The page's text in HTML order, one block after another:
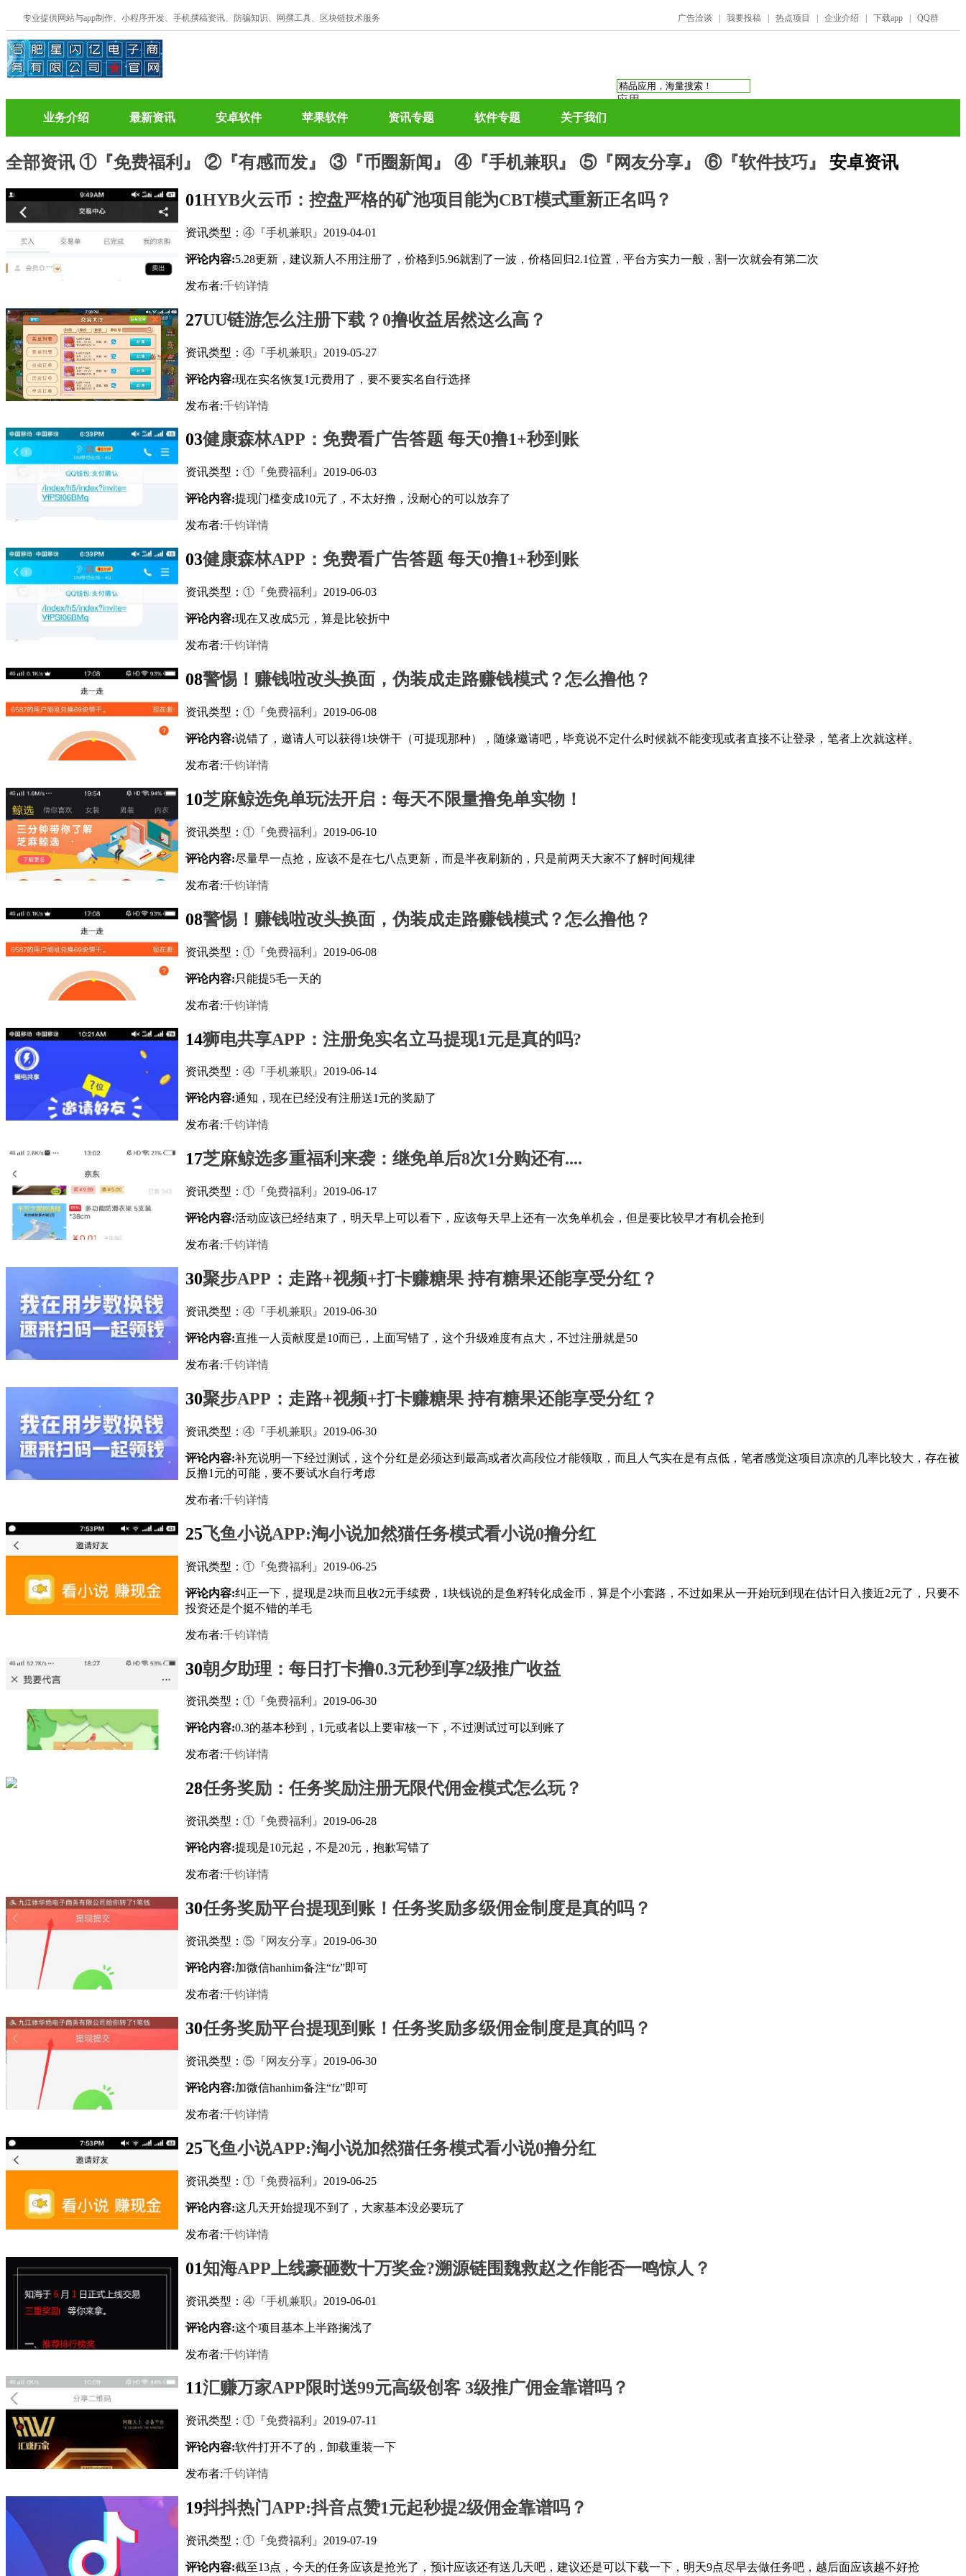
专业提供网站与app制作、小程序开发、手机撰稿资讯、防骗知识、网撰工具、区块链技术服务 广告洽谈 我要投稿 热点项目 企业介绍 下载app QQ群
应用
业务介绍 最新资讯 安卓软件 苹果软件 资讯专题 软件专题 关于我们
全部资讯 ①『免费福利』 ②『有感而发』 ③『币圈新闻』 ④『手机兼职』 ⑤『网友分享』 ⑥『软件技巧』
安卓资讯
01HYB火云币：控盘严格的矿池项目能为CBT模式重新正名吗？
资讯类型： ④『手机兼职』 2019-04-01
评论内容:5.28更新，建议新人不用注册了，价格到5.96就割了一波，价格回归2.1位置，平台方实力一般，割一次就会有第二次
发布者:千钧详情
27UU链游怎么注册下载？0撸收益居然这么高？
资讯类型： ④『手机兼职』 2019-05-27
评论内容:现在实名恢复1元费用了，要不要实名自行选择
发布者:千钧详情
03健康森林APP：免费看广告答题 每天0撸1+秒到账
资讯类型： ①『免费福利』 2019-06-03
评论内容:提现门槛变成10元了，不太好撸，没耐心的可以放弃了
发布者:千钧详情
03健康森林APP：免费看广告答题 每天0撸1+秒到账
资讯类型： ①『免费福利』 2019-06-03
评论内容:现在又改成5元，算是比较折中
发布者:千钧详情
08警惕！赚钱啦改头换面，伪装成走路赚钱模式？怎么撸他？
资讯类型： ①『免费福利』 2019-06-08
评论内容:说错了，邀请人可以获得1块饼干（可提现那种），随缘邀请吧，毕竟说不定什么时候就不能变现或者直接不让登录，笔者上次就这样。
发布者:千钧详情
10芝麻鲸选免单玩法开启：每天不限量撸免单实物！
资讯类型： ①『免费福利』 2019-06-10
评论内容:尽量早一点抢，应该不是在七八点更新，而是半夜刷新的，只是前两天大家不了解时间规律
发布者:千钧详情
08警惕！赚钱啦改头换面，伪装成走路赚钱模式？怎么撸他？
资讯类型： ①『免费福利』 2019-06-08
评论内容:只能提5毛一天的
发布者:千钧详情
14狮电共享APP：注册免实名立马提现1元是真的吗?
资讯类型： ④『手机兼职』 2019-06-14
评论内容:通知，现在已经没有注册送1元的奖励了
发布者:千钧详情
17芝麻鲸选多重福利来袭：继免单后8次1分购还有....
资讯类型： ①『免费福利』 2019-06-17
评论内容:活动应该已经结束了，明天早上可以看下，应该每天早上还有一次免单机会，但是要比较早才有机会抢到
发布者:千钧详情
30聚步APP：走路+视频+打卡赚糖果 持有糖果还能享受分红？
资讯类型： ④『手机兼职』 2019-06-30
评论内容:直推一人贡献度是10而已，上面写错了，这个升级难度有点大，不过注册就是50
发布者:千钧详情
30聚步APP：走路+视频+打卡赚糖果 持有糖果还能享受分红？
资讯类型： ④『手机兼职』 2019-06-30
评论内容:补充说明一下经过测试，这个分红是必须达到最高或者次高段位才能领取，而且人气实在是有点低，笔者感觉这项目凉凉的几率比较大，存在被
反撸1元的可能，要不要试水自行考虑
发布者:千钧详情
25飞鱼小说APP:淘小说加然猫任务模式看小说0撸分红
资讯类型： ①『免费福利』 2019-06-25
评论内容:纠正一下，提现是2块而且收2元手续费，1块钱说的是鱼籽转化成金币，算是个小套路，不过如果从一开始玩到现在估计日入接近2元了，只要不
投资还是个挺不错的羊毛
发布者:千钧详情
30朝夕助理：每日打卡撸0.3元秒到享2级推广收益
资讯类型： ①『免费福利』 2019-06-30
评论内容:0.3的基本秒到，1元或者以上要审核一下，不过测试过可以到账了
发布者:千钧详情
28任务奖励：任务奖励注册无限代佣金模式怎么玩？
资讯类型： ①『免费福利』 2019-06-28
评论内容:提现是10元起，不是20元，抱歉写错了
发布者:千钧详情
30任务奖励平台提现到账！任务奖励多级佣金制度是真的吗？
资讯类型： ⑤『网友分享』 2019-06-30
评论内容:加微信hanhim备注“fz”即可
发布者:千钧详情
30任务奖励平台提现到账！任务奖励多级佣金制度是真的吗？
资讯类型： ⑤『网友分享』 2019-06-30
评论内容:加微信hanhim备注“fz”即可
发布者:千钧详情
25飞鱼小说APP:淘小说加然猫任务模式看小说0撸分红
资讯类型： ①『免费福利』 2019-06-25
评论内容:这几天开始提现不到了，大家基本没必要玩了
发布者:千钧详情
01知海APP上线豪砸数十万奖金?溯源链围魏救赵之作能否一鸣惊人？
资讯类型： ④『手机兼职』 2019-06-01
评论内容:这个项目基本上半路搁浅了
发布者:千钧详情
11汇赚万家APP限时送99元高级创客 3级推广佣金靠谱吗？
资讯类型： ①『免费福利』 2019-07-11
评论内容:软件打开不了的，卸载重装一下
发布者:千钧详情
19抖抖热门APP:抖音点赞1元起秒提2级佣金靠谱吗？
资讯类型： ①『免费福利』 2019-07-19
评论内容:截至13点，今天的任务应该是抢光了，预计应该还有送几天吧，建议还是可以下载一下，明天9点尽早去做任务吧，越后面应该越不好抢